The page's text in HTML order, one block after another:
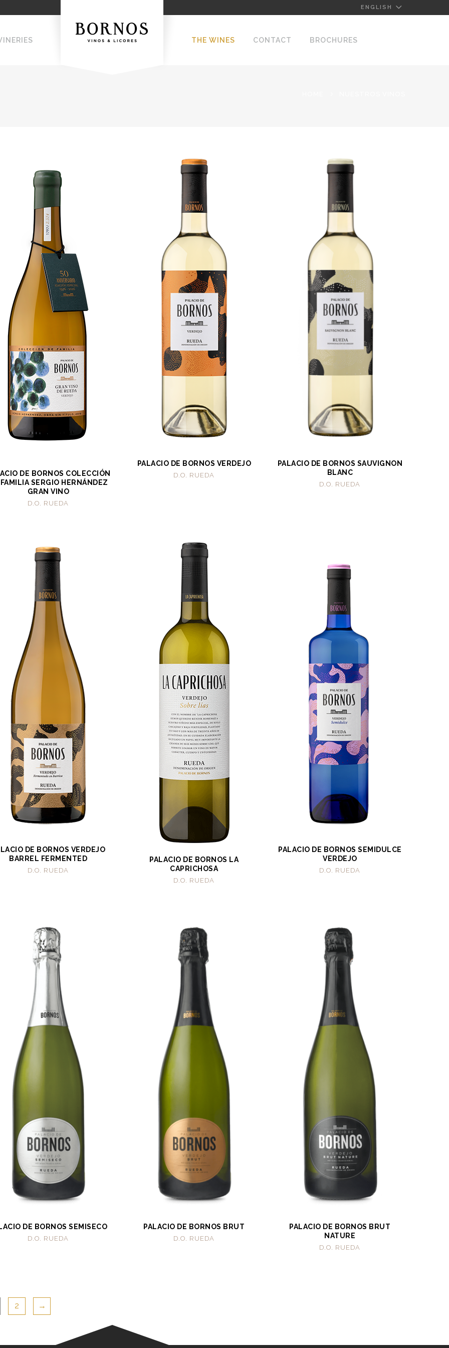
ENGLISH
THE WINES CONTACT BROCHURES
DE BORNOS COLECCIÓN
SERGIO HERNÁNDEZ
GRAN VINO
D.O. RUEDA
PALACIO DE BORNOS VERDEJO
D.O. RUEDA
PALACIO DE BORNOS SAUVIGNON
BLANC
D.O. RUEDA
DE BORNOS VERDEJO
BARREL FERMENTED
D.O. RUEDA
PALACIO DE BORNOS LA
CAPRICHOSA
D.O. RUEDA
PALACIO DE BORNOS SEMIDULCE
VERDEJO
D.O. RUEDA
DE BORNOS SEMISECO
D.O. RUEDA
PALACIO DE BORNOS BRUT
D.O. RUEDA
PALACIO DE BORNOS BRUT
NATURE
D.O. RUEDA
2 →